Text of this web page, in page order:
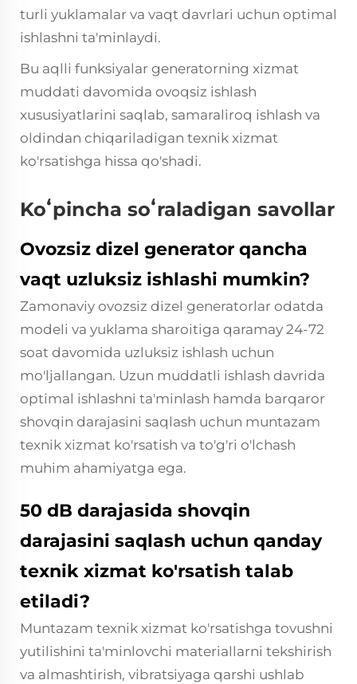
turli yuklamalar va vaqt davrlari uchun optimal
ishlashni ta'minlaydi.
Bu aqlli funksiyalar generatorning xizmat
muddati davomida ovoqsiz ishlash
xususiyatlarini saqlab, samaraliroq ishlash va
oldindan chiqariladigan texnik xizmat
ko'rsatishga hissa qo'shadi.
Koʻpincha soʻraladigan savollar
Ovozsiz dizel generator qancha
vaqt uzluksiz ishlashi mumkin?
Zamonaviy ovozsiz dizel generatorlar odatda
modeli va yuklama sharoitiga qaramay 24-72
soat davomida uzluksiz ishlash uchun
mo'ljallangan. Uzun muddatli ishlash davrida
optimal ishlashni ta'minlash hamda barqaror
shovqin darajasini saqlash uchun muntazam
texnik xizmat ko'rsatish va to'g'ri o'lchash
muhim ahamiyatga ega.
50 dB darajasida shovqin
darajasini saqlash uchun qanday
texnik xizmat ko'rsatish talab
etiladi?
Muntazam texnik xizmat ko'rsatishga tovushni
yutilishini ta'minlovchi materiallarni tekshirish
va almashtirish, vibratsiyaga qarshi ushlab